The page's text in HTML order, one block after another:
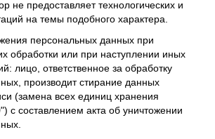
не предоставляет технологических и
на темы подобного характера.
персональных данных при
обработки или при наступлении иных
лицо, ответственное за обработку
производит стирание данных
(замена всех единиц хранения
с составлением акта об уничтожении